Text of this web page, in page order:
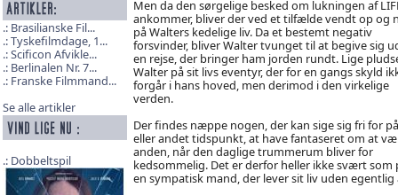
Brasilianske Fil...
Tyskefilmdage, 1...
Scificon Afvikle...
Berlinalen Nr. 7...
Franske Filmmand...
Se alle artikler
Dobbeltspil
Men da den sørgelige besked om lukningen af
ankommer, bliver der ved et tilfælde vendt op og
på Walters kedelige liv. Da et bestemt negativ
forsvinder, bliver Walter tvunget til at begive sig
en rejse, der bringer ham jorden rundt. Lige
Walter på sit livs eventyr, der for en gangs skyld
forgår i hans hoved, men derimod i den virkelige
verden.
Der findes næppe nogen, der kan sige sig fri for
eller andet tidspunkt, at have fantaseret om at
anden, når den daglige trummerum bliver for
kedsommelig. Det er derfor heller ikke svært
en sympatisk mand, der lever sit liv uden